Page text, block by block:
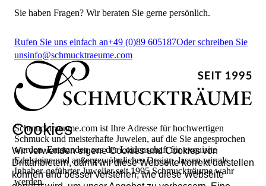
Sie haben Fragen? Wir beraten Sie gerne persönlich.
Rufen Sie uns einfach an+49 (0)89 605187Oder schreiben Sie
unsinfo@schmucktraeume.com
Schmucktraeume.com ist Ihre Adresse für hochwertigen
Schmuck und meisterhafte Juwelen, auf die Sie angesprochen
werden. Entstanden aus der Leidenschaft für exquisite
Edelsteine und außergewöhnliches Design, lassen wir als
Inhaber-geführter Juwelier seit 1995 Schmuckträume wahr
werden.
Cookies
Wir verwenden eigene Cookies und Cookies von
Drittanbietern, damit wir diese Webseite korrekt darstellen
können und besser verstehen, wie diese Webseite